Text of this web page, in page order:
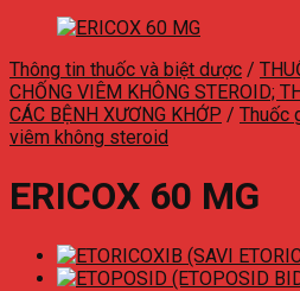
Thông tin thuốc và biệt dược /
CHỐNG VIÊM KHÔNG STEROID;
CÁC BỆNH XƯƠNG KHỚP / Thuốc
viêm không steroid
ERICOX 60 MG